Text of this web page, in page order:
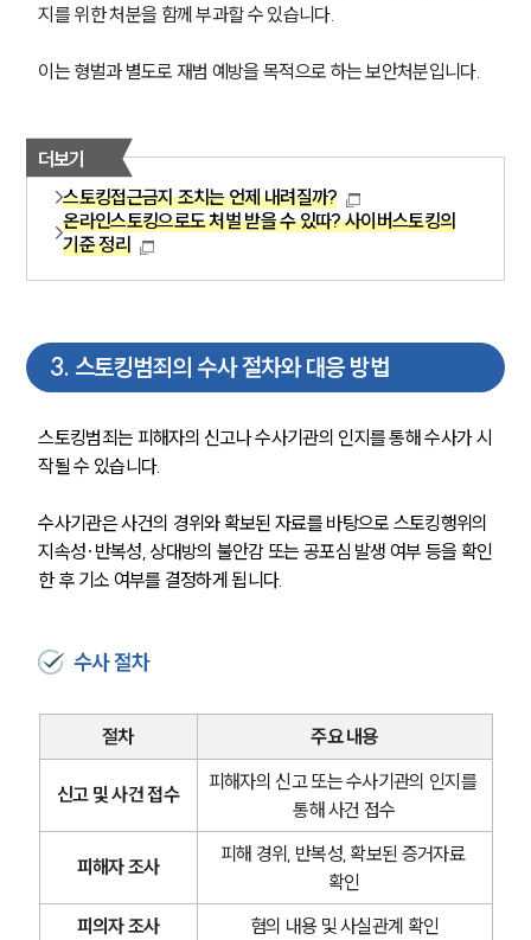
지를 위한 처분을 함께 부과할 수 있습니다.
이는 형벌과 별도로 재범 예방을 목적으로 하는 보안처분입니다.
더보기
스토킹접근금지 조치는 언제 내려질까?
온라인스토킹으로도 처벌 받을 수 있따? 사이버스토킹의
기준 정리
3. 스토킹범죄의 수사 절차와 대응 방법
스토킹범죄는 피해자의 신고나 수사기관의 인지를 통해 수사가 시
작될 수 있습니다.
수사기관은 사건의 경위와 확보된 자료를 바탕으로 스토킹행위의
지속성·반복성, 상대방의 불안감 또는 공포심 발생 여부 등을 확인
한 후 기소 여부를 결정하게 됩니다.
수사 절차
절차 주요 내용
신고 및 사건 접수
피해자의 신고 또는 수사기관의 인지를
통해 사건 접수
피해자 조사
피해 경위, 반복성, 확보된 증거자료
확인
피의자 조사
혐의 내용 및 사실관계 확인